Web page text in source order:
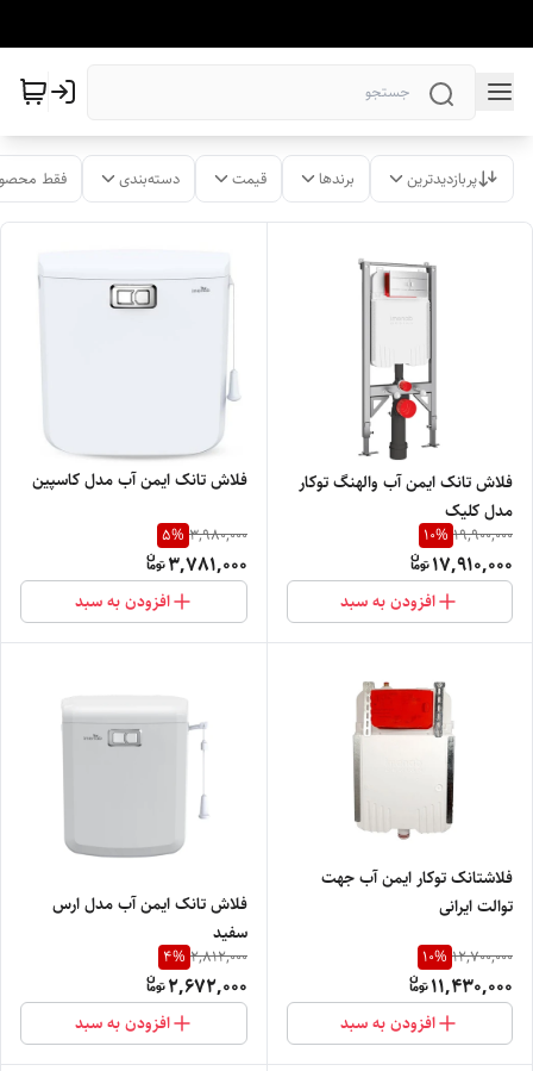
پربازدیدترین برندها قیمت دسته‌بندی فقط
فلاش تانک ایمن آب والهنگ توکار
مدل کلیک
19,900,000
10%
17,910,000
افزودن به سبد
فلاش تانک ایمن آب مدل کاسپین
3,980,000
5%
3,781,000
افزودن به سبد
فلاشتانک توکار ایمن آب جهت
توالت ایرانی
12,700,000
10%
11,430,000
افزودن به سبد
فلاش تانک ایمن آب مدل ارس
سفید
2,812,000
4%
2,672,000
افزودن به سبد